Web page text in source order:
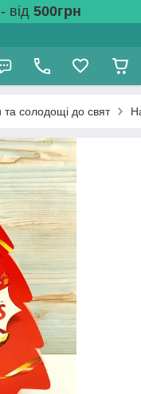
від 500грн
та солодощі до свят